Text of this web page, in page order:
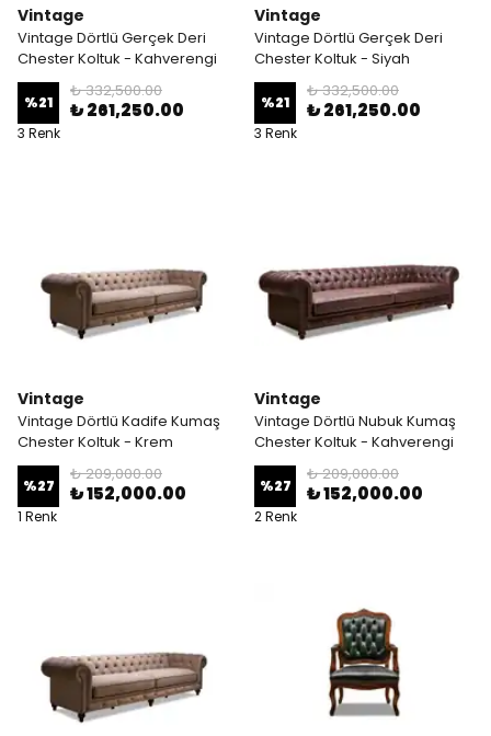
Vintage
Vintage Dörtlü Gerçek Deri
Chester Koltuk - Kahverengi
%21
₺ 332,500.00
₺ 261,250.00
3 Renk
Vintage
Vintage Dörtlü Gerçek Deri
Chester Koltuk - Siyah
%21
₺ 332,500.00
₺ 261,250.00
3 Renk
Vintage
Vintage Dörtlü Kadife Kumaş
Chester Koltuk - Krem
%27
₺ 209,000.00
₺ 152,000.00
1 Renk
Vintage
Vintage Dörtlü Nubuk Kumaş
Chester Koltuk - Kahverengi
%27
₺ 209,000.00
₺ 152,000.00
2 Renk